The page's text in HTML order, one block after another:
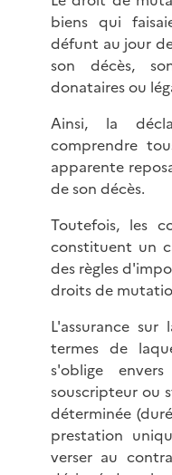
biens qui
défunt au jour
son décès,
donataires ou
Ainsi, la
comprendre
apparente
de son décès.
Toutefois, les
constituent un
des règles
droits de
L'assurance
termes de
s'oblige
souscripteur ou
déterminée
prestation
verser au